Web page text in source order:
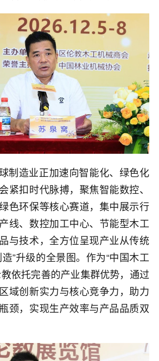
制造业正加速向智能化、绿色化
紧扣时代脉搏，聚焦智能数控、
色环保等核心赛道，集中展示行
线、数控加工中心、节能型木工
与技术，全方位呈现产业从传统
”升级的全景图。作为“中国木工
依托完善的产业集群优势，通过
域创新实力与核心竞争力，助力
颈，实现生产效率与产品品质双